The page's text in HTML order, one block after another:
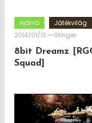
Ajánló Játékvilág
2014/01/13
Stinger
8bit Dreamz
Squad]